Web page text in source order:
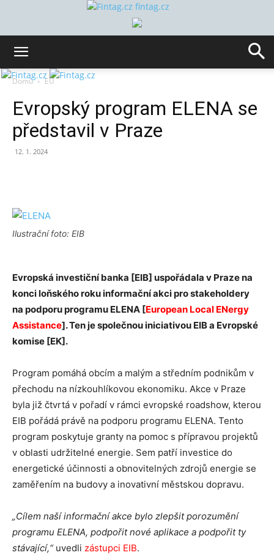
fintag.cz
Domů EU
Evropský program ELENA se
představil v Praze
12. 1. 2024
Ilustrační foto: EIB
Evropská investiční banka [EIB] uspořádala v Praze na
konci loňského roku informační akci pro stakeholdery
na podporu programu ELENA [European Local ENergy
Assistance]. Ten je společnou iniciativou EIB a Evropské
komise [EK].
Program pomáhá obcím a malým a středním podnikům v
přechodu na nízkouhlíkovou ekonomiku. Akce v Praze
byla již čtvrtá v pořadí v rámci evropské roadshow, kterou
EIB pořádá právě na podporu programu ELENA. Tento
program poskytuje granty na pomoc s přípravou projektů
v oblasti udržitelné energie. Sem patří investice do
energetické účinnosti a obnovitelných zdrojů energie se
zaměřením na budovy a inovativní městskou dopravu.
„Cílem naší informační akce bylo zlepšit porozumění
programu ELENA, podpořit nové aplikace a podpořit ty
stávající,“uvedli zástupci EIB.